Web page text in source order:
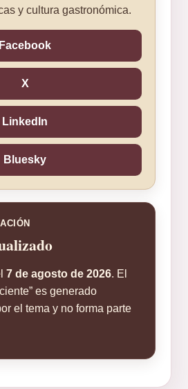
y cultura gastronómica.
Facebook
X
LinkedIn
Bluesky
7 de agosto de 2026. El
es generado
el tema y no forma parte